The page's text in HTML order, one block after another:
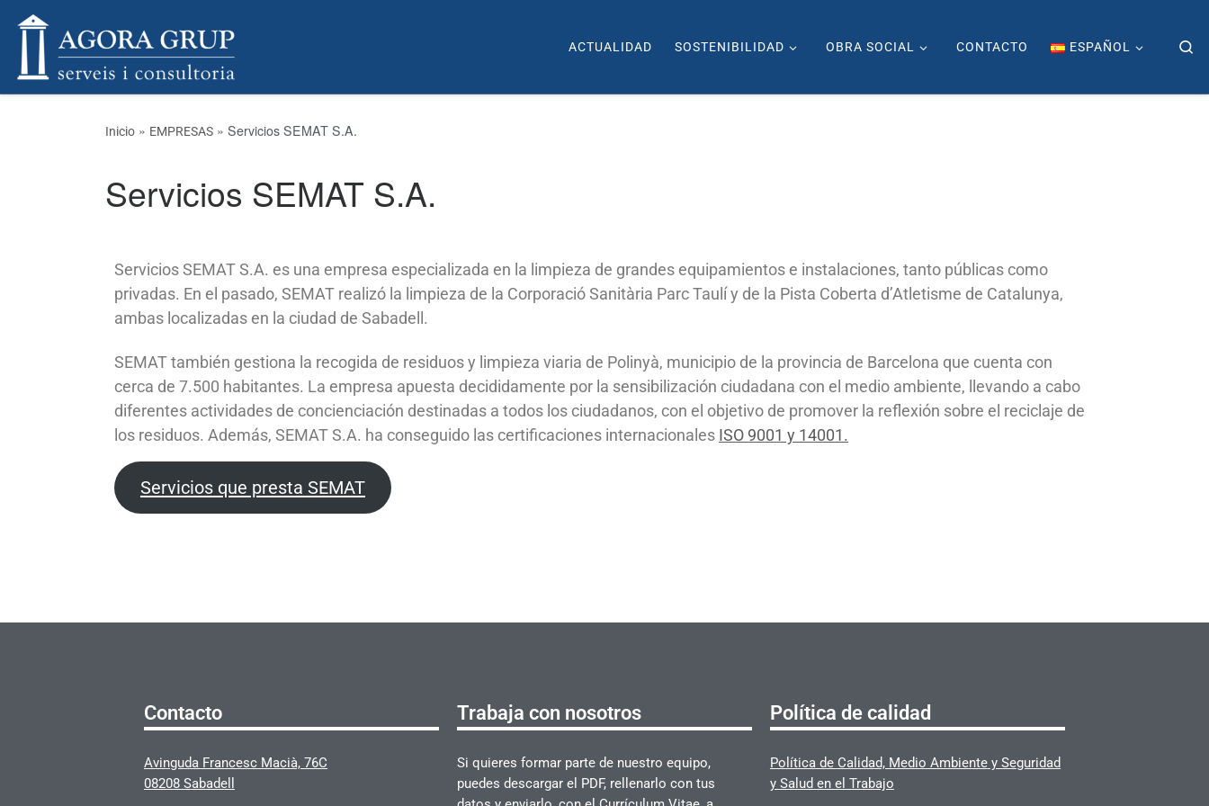
Skip to content
ACTUALIDAD SOSTENIBILIDAD OBRA SOCIAL CONTACTO ESPAÑOL
Inicio » EMPRESAS » Servicios SEMAT S.A.
Servicios SEMAT S.A.
Servicios SEMAT S.A. ​es una empresa especializada en la limpieza de grandes equipamientos e instalaciones, tanto públicas como
privadas. En el pasado, SEMAT realizó la limpieza de la Corporació Sanitària Parc Taulí y de la Pista Coberta d’Atletisme de Catalunya,
ambas localizadas en la ciudad de Sabadell.
SEMAT también gestiona la recogida de residuos y limpieza viaria de Polinyà, municipio de la provincia de Barcelona que cuenta con
cerca de 7.500 habitantes. La empresa apuesta decididamente por la sensibilización ciudadana con el medio ambiente, llevando a cabo
diferentes actividades de concienciación destinadas a todos los ciudadanos, con el objetivo de promover la reflexión sobre el reciclaje de
los residuos. Además, SEMAT S.A. ha conseguido las certificaciones internacionales ISO 9001 y 14001.
Servicios que presta SEMAT
Contacto
Avinguda Francesc Macià, 76C
08208 Sabadell
Trabaja con nosotros
Si quieres formar parte de nuestro equipo,
puedes descargar el PDF, rellenarlo con tus
Política de calidad
Política de Calidad, Medio Ambiente y Seguridad
y Salud en el Trabajo